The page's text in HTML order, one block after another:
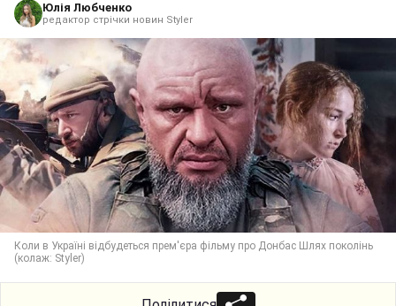
Юлія Любченко
редактор стрічки новин Styler
Коли в Україні відбудеться прем'єра фільму про Донбас Шлях поколінь
(колаж: Styler)